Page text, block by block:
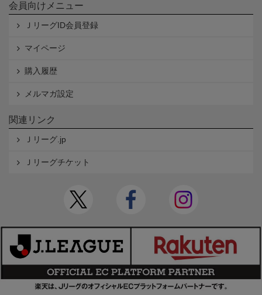
会員向けメニュー
ＪリーグID会員登録
マイページ
購入履歴
メルマガ設定
関連リンク
Ｊリーグ.jp
Ｊリーグチケット